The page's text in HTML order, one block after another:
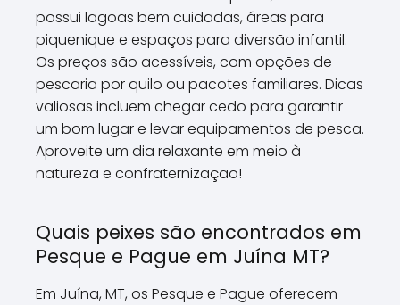
possui lagoas bem cuidadas, áreas para
piquenique e espaços para diversão infantil.
Os preços são acessíveis, com opções de
pescaria por quilo ou pacotes familiares. Dicas
valiosas incluem chegar cedo para garantir
um bom lugar e levar equipamentos de pesca.
Aproveite um dia relaxante em meio à
natureza e confraternização!
Quais peixes são encontrados em
Pesque e Pague em Juína MT?
Em Juína, MT, os Pesque e Pague oferecem